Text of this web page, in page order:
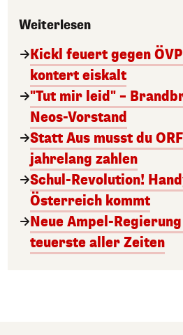
Weiterlesen
Kickl feuert gegen
kontert eiskalt
"Tut mir leid" –
Neos-Vorstand
Statt Aus musst du
jahrelang zahlen
Schul-Revolution!
Österreich kommt
Neue Ampel-
teuerste aller Zeiten